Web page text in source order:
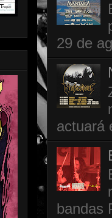
29 de
actuará
bandas